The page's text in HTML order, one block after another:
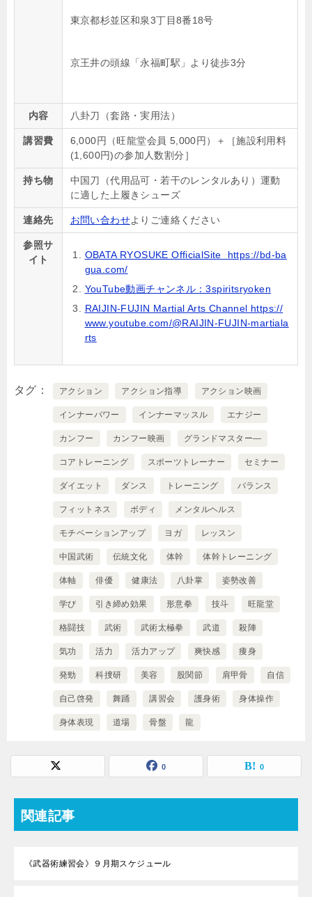
東京都杉並区和泉3丁目8番18号
京王井の頭線「永福町駅」より徒歩3分
内容 八卦刀（套路・実用法）
講習費 6,000円（旺龍堂会員 5,000円）＋［施設利用料
(1,600円)の参加人数割分］
持ち物
中国刀（代用品可・若干のレンタルあり）運動
に適した上履きシューズ
連絡先 お問い合わせよりご連絡ください
参照サ
イト
OBATA RYOSUKE OfficialSite https://bd-ba
gua.com/
YouTube動画チャンネル：3spiritsryoken
RAIJIN-FUJIN Martial Arts Channel https://
www.youtube.com/@RAIJIN-FUJIN-martiala
rts
タグ アクション アクション指導 アクション映画
インナーパワー インナーマッスル エナジー
カンフー カンフー映画 グランドマスター―
コアトレーニング スポーツトレーナー セミナー
ダイエット ダンス トレーニング バランス
フィットネス ボディ メンタルヘルス
モチベーションアップ ヨガ レッスン
中国武術 伝統文化 体幹 体幹トレーニング
体軸 俳優 健康法 八卦掌 姿勢改善
学び 引き締め効果 形意拳 技斗 旺龍堂
格闘技 武術 武術太極拳 武道 殺陣
気功 活力 活力アップ 爽快感 痩身
発勁 科捜研 美容 股関節 肩甲骨 自信
自己啓発 舞踊 講習会 護身術 身体操作
身体表現 道場 骨盤 龍
0 0
関連記事
《武器術練習会》９月期スケジュール